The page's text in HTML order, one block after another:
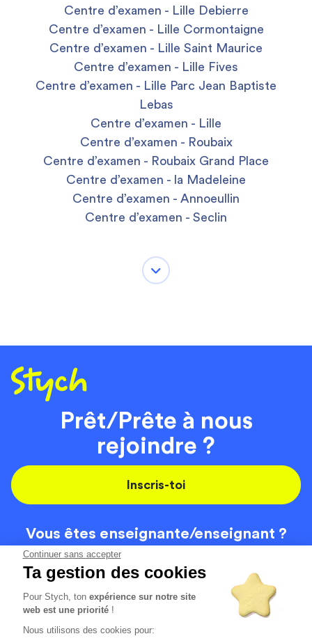
Continuer sans accepter
Ta gestion des cookies
Pour Stych, tonexpérience sur notre site
web est une priorité !
Nous utilisons des cookies pour:
Centre d’examen - Lille Debierre
Centre d’examen - Lille Cormontaigne
Centre d’examen - Lille Saint Maurice
Centre d’examen - Lille Fives
Centre d’examen - Lille Parc Jean Baptiste
Lebas
Centre d’examen - Lille
Centre d’examen - Roubaix
Centre d’examen - Roubaix Grand Place
Centre d’examen - la Madeleine
Centre d’examen - Annoeullin
Centre d’examen - Seclin
Prêt/Prête à nous
rejoindre ?
Inscris-toi
Vous êtes enseignante/enseignant ?
On recrute
Code de la route
Contact